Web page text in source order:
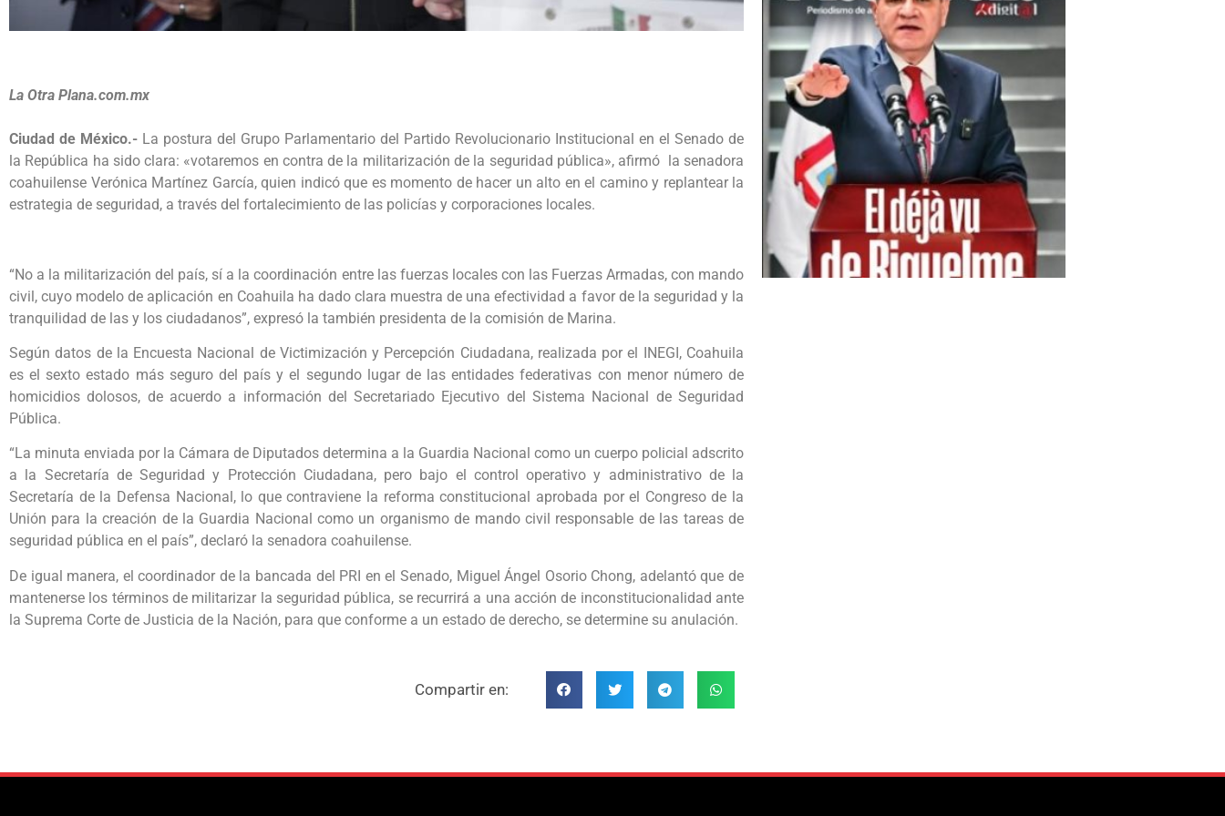
La Otra Plana.com.mx
Ciudad de México.- La postura del Grupo Parlamentario del Partido Revolucionario Institucional en el Senado de
la República ha sido clara: «votaremos en contra de la militarización de la seguridad pública», afirmó la senadora
coahuilense Verónica Martínez García, quien indicó que es momento de hacer un alto en el camino y replantear la
estrategia de seguridad, a través del fortalecimiento de las policías y corporaciones locales.
“No a la militarización del país, sí a la coordinación entre las fuerzas locales con las Fuerzas Armadas, con mando
civil, cuyo modelo de aplicación en Coahuila ha dado clara muestra de una efectividad a favor de la seguridad y la
tranquilidad de las y los ciudadanos”, expresó la también presidenta de la comisión de Marina.
Según datos de la Encuesta Nacional de Victimización y Percepción Ciudadana, realizada por el INEGI, Coahuila
es el sexto estado más seguro del país y el segundo lugar de las entidades federativas con menor número de
homicidios dolosos, de acuerdo a información del Secretariado Ejecutivo del Sistema Nacional de Seguridad
Pública.
“La minuta enviada por la Cámara de Diputados determina a la Guardia Nacional como un cuerpo policial adscrito
a la Secretaría de Seguridad y Protección Ciudadana, pero bajo el control operativo y administrativo de la
Secretaría de la Defensa Nacional, lo que contraviene la reforma constitucional aprobada por el Congreso de la
Unión para la creación de la Guardia Nacional como un organismo de mando civil responsable de las tareas de
seguridad pública en el país”, declaró la senadora coahuilense.
De igual manera, el coordinador de la bancada del PRI en el Senado, Miguel Ángel Osorio Chong, adelantó que de
mantenerse los términos de militarizar la seguridad pública, se recurrirá a una acción de inconstitucionalidad ante
la Suprema Corte de Justicia de la Nación, para que conforme a un estado de derecho, se determine su anulación.
Compartir en: